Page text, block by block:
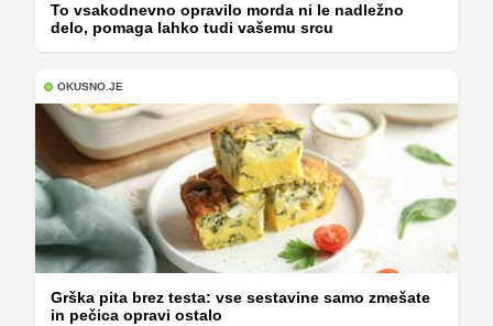
To vsakodnevno opravilo morda ni le nadležno
delo, pomaga lahko tudi vašemu srcu
OKUSNO.JE
Grška pita brez testa: vse sestavine samo zmešate
in pečica opravi ostalo